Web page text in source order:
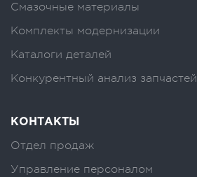
Смазочные материалы
Комплекты модернизации
Каталоги деталей
Конкурентный анализ запчастей
КОНТАКТЫ
Отдел продаж
Управление персоналом